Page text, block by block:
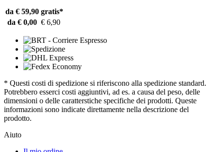
da € 59,90 gratis*
da € 0,00 € 6,90
* Questi costi di spedizione si riferiscono alla spedizione standard.
Potrebbero esserci costi aggiuntivi, ad es. a causa del peso, delle
dimensioni o delle caratterstiche specifiche dei prodotti. Queste
informazioni sono indicate direttamente nella descrizione del
prodotto.
Aiuto